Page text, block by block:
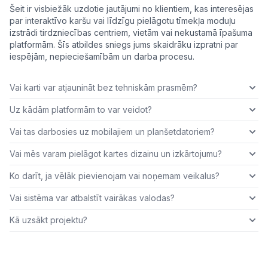
Šeit ir visbiežāk uzdotie jautājumi no klientiem, kas interesējas
par interaktīvo karšu vai līdzīgu pielāgotu tīmekļa moduļu
izstrādi tirdzniecības centriem, vietām vai nekustamā īpašuma
platformām. Šīs atbildes sniegs jums skaidrāku izpratni par
iespējām, nepieciešamībām un darba procesu.
Vai karti var atjaunināt bez tehniskām prasmēm?
Uz kādām platformām to var veidot?
Vai tas darbosies uz mobilajiem un planšetdatoriem?
Vai mēs varam pielāgot kartes dizainu un izkārtojumu?
Ko darīt, ja vēlāk pievienojam vai noņemam veikalus?
Vai sistēma var atbalstīt vairākas valodas?
Kā uzsākt projektu?